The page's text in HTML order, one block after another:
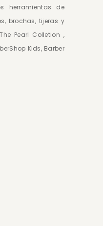
herramientas de
brochas, tijeras y
Pearl Colletion ,
Kids, Barber